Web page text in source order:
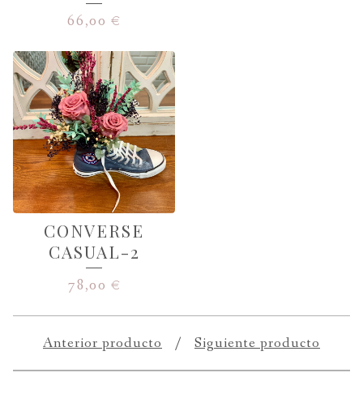
66,00 €
CONVERSE
CASUAL-2
78,00 €
Anterior producto Siguiente producto